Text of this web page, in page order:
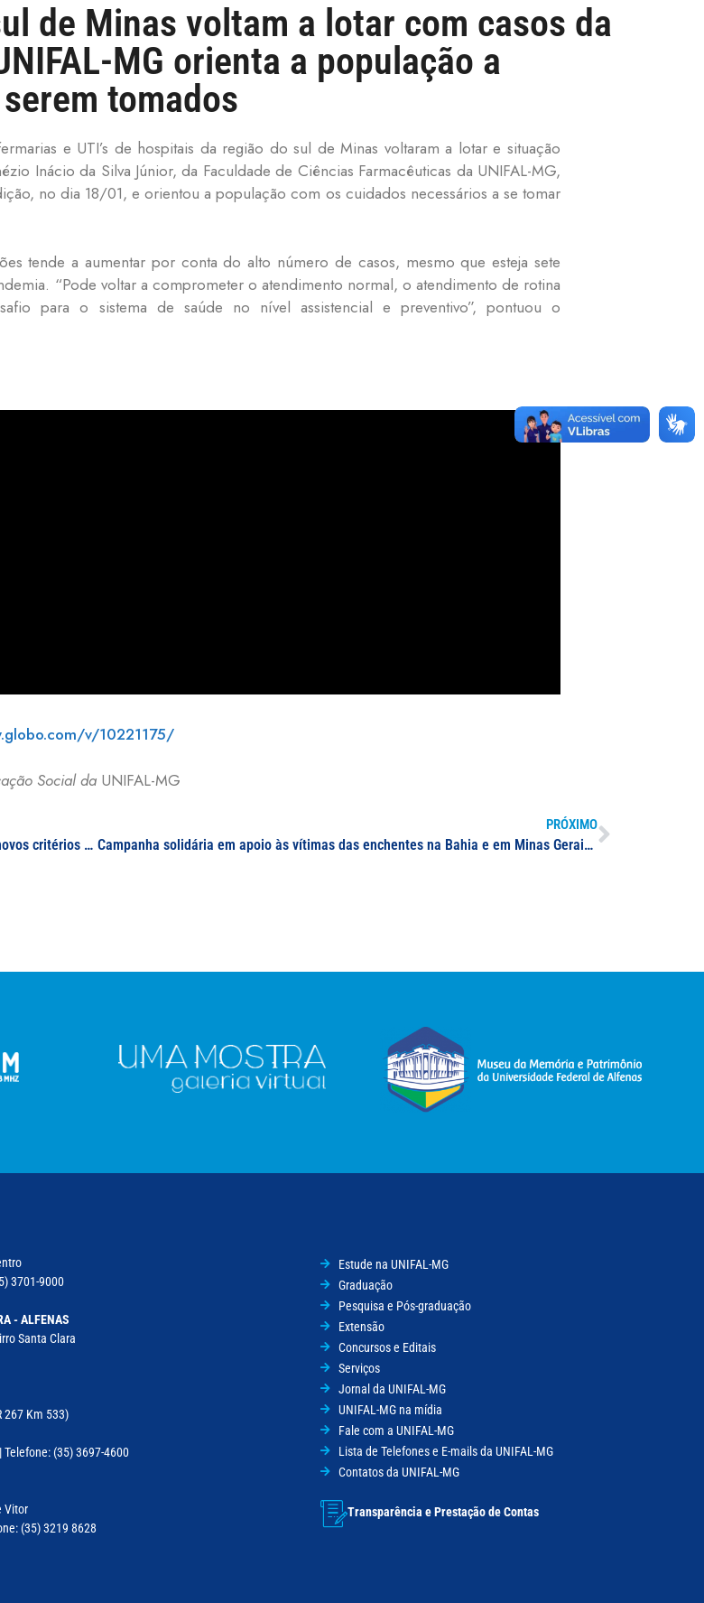
de Minas voltam a lotar com casos da
MG orienta a população a
tomados
e UTI’s de hospitais da região do sul de Minas voltaram a lotar e situação
Inácio da Silva Júnior, da Faculdade de Ciências Farmacêuticas da UNIFAL-MG,
no dia 18/01, e orientou a população com os cuidados necessários a se tomar
tende a aumentar por conta do alto número de casos, mesmo que esteja sete
“Pode voltar a comprometer o atendimento normal, o atendimento de rotina
para o sistema de saúde no nível assistencial e preventivo”, pontuou o
v/10221175/
Social da UNIFAL-MG
Em matéria da TV Plan, docente da UNIFAL-MG comenta adoção de novos critérios pela prefeitura de Poços de Caldas na realização dos testes da Covid-19
PRÓXIMO
Campanha solidária em apoio às vítimas das enchentes na Bahia e em Minas Gerais; saiba como ajudar a população afetada
3701-9000
- ALFENAS
Santa Clara
267 Km 533)
Telefone: (35) 3697-4600
Vitor
(35) 3219 8628
Estude na UNIFAL-MG
Graduação
Pesquisa e Pós-graduação
Extensão
Concursos e Editais
Serviços
Jornal da UNIFAL-MG
UNIFAL-MG na mídia
Fale com a UNIFAL-MG
Lista de Telefones e E-mails da UNIFAL-MG
Contatos da UNIFAL-MG
Transparência e Prestação de Contas